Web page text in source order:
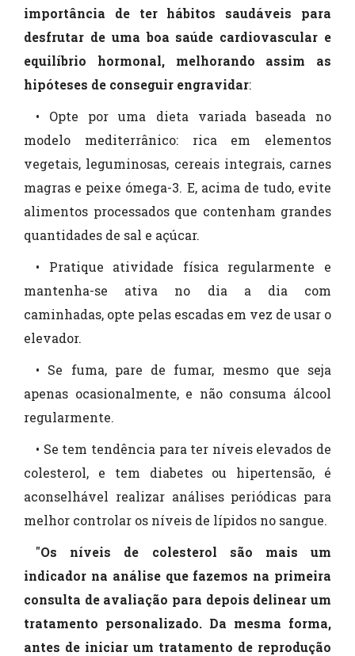
importância de ter hábitos saudáveis para
desfrutar de uma boa saúde cardiovascular e
equilíbrio hormonal, melhorando assim as
hipóteses de conseguir engravidar:
• Opte por uma dieta variada baseada no
modelo mediterrânico: rica em elementos
vegetais, leguminosas, cereais integrais, carnes
magras e peixe ómega-3. E, acima de tudo, evite
alimentos processados que contenham grandes
quantidades de sal e açúcar.
• Pratique atividade física regularmente e
mantenha-se ativa no dia a dia com
caminhadas, opte pelas escadas em vez de usar o
elevador.
• Se fuma, pare de fumar, mesmo que seja
apenas ocasionalmente, e não consuma álcool
regularmente.
• Se tem tendência para ter níveis elevados de
colesterol, e tem diabetes ou hipertensão, é
aconselhável realizar análises periódicas para
melhor controlar os níveis de lípidos no sangue.
"Os níveis de colesterol são mais um
indicador na análise que fazemos na primeira
consulta de avaliação para depois delinear um
tratamento personalizado. Da mesma forma,
antes de iniciar um tratamento de reprodução